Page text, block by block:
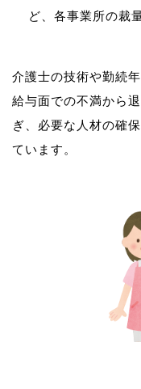
ど、各事業所の裁
介護士の技術や勤続
給与面での不満から
ぎ、必要な人材の確
ています。